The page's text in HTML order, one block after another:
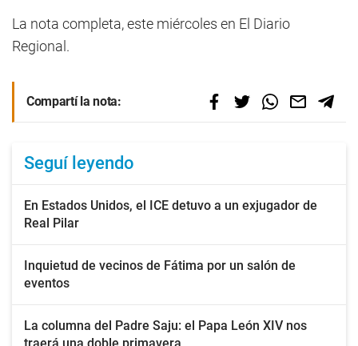
La nota completa, este miércoles en El Diario
Regional.
Compartí la nota:
Seguí leyendo
En Estados Unidos, el ICE detuvo a un exjugador de
Real Pilar
Inquietud de vecinos de Fátima por un salón de
eventos
La columna del Padre Saju: el Papa León XIV nos